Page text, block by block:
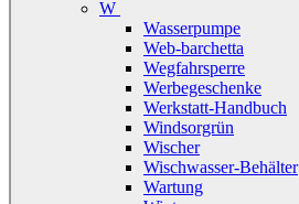
W
Wasserpumpe
Web-barchetta
Wegfahrsperre
Werbegeschenke
Werkstatt-Handbuch
Windsorgrün
Wischer
Wischwasser-Behälter
Wartung